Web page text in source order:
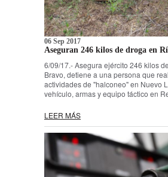
06 Sep 2017
Aseguran 246 kilos de droga en
6/09/17.- Asegura ejército 246 kilos
Bravo, detiene a una persona que
actividades de "halconeo" en Nuevo
vehículo, armas y equipo táctico en
LEER MÁS